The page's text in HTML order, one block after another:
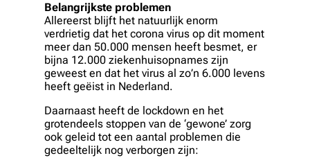
Belangrijkste problemen
Allereerst blijft het natuurlijk enorm
verdrietig dat het corona virus op dit moment
meer dan 50.000 mensen heeft besmet, er
bijna 12.000 ziekenhuisopnames zijn
geweest en dat het virus al zo’n 6.000 levens
heeft geëist in Nederland.
Daarnaast heeft de lockdown en het
grotendeels stoppen van de ‘gewone’ zorg
ook geleid tot een aantal problemen die
gedeeltelijk nog verborgen zijn: